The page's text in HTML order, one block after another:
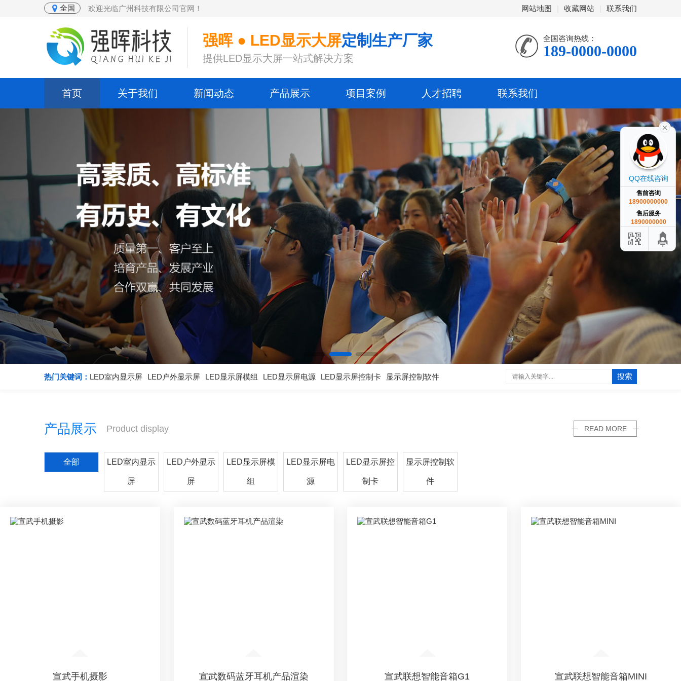
全国 网站地图 收藏网站 联系我们
欢迎光临广州科技有限公司官网！
强晖 ● LED显示大屏定制生产厂家
提供LED显示大屏一站式解决方案
全国咨询热线：
189-0000-0000
首页 关于我们 新闻动态 产品展示 项目案例 人才招聘 联系我们
热门关键词： LED室内显示屏 LED户外显示屏 LED显示屏模组 LED显示屏电源 LED显示屏控制卡 显示屏控制软件 搜索
产品展示 Product display READ MORE
全部 LED室内显示
屏
LED户外显示
屏
LED显示屏模
组
LED显示屏电
源
LED显示屏控
制卡
显示屏控制软
件
宣武手机摄影 宣武数码蓝牙耳机产品渲染 宣武联想智能音箱G1 宣武联想智能音箱MINI
QQ在线咨询
售前咨询
18900000000
售后服务
1890000000